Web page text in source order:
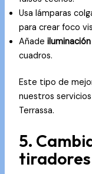
Usa lámparas
para crear foco
Añade
cuadros.
Este tipo de
nuestros
Terrassa.
5.